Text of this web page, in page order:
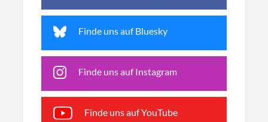
Finde uns auf Bluesky
Finde uns auf Instagram
Finde uns auf YouTube